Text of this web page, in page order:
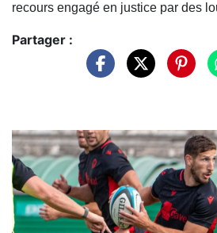
recours engagé en justice par des
Partager :